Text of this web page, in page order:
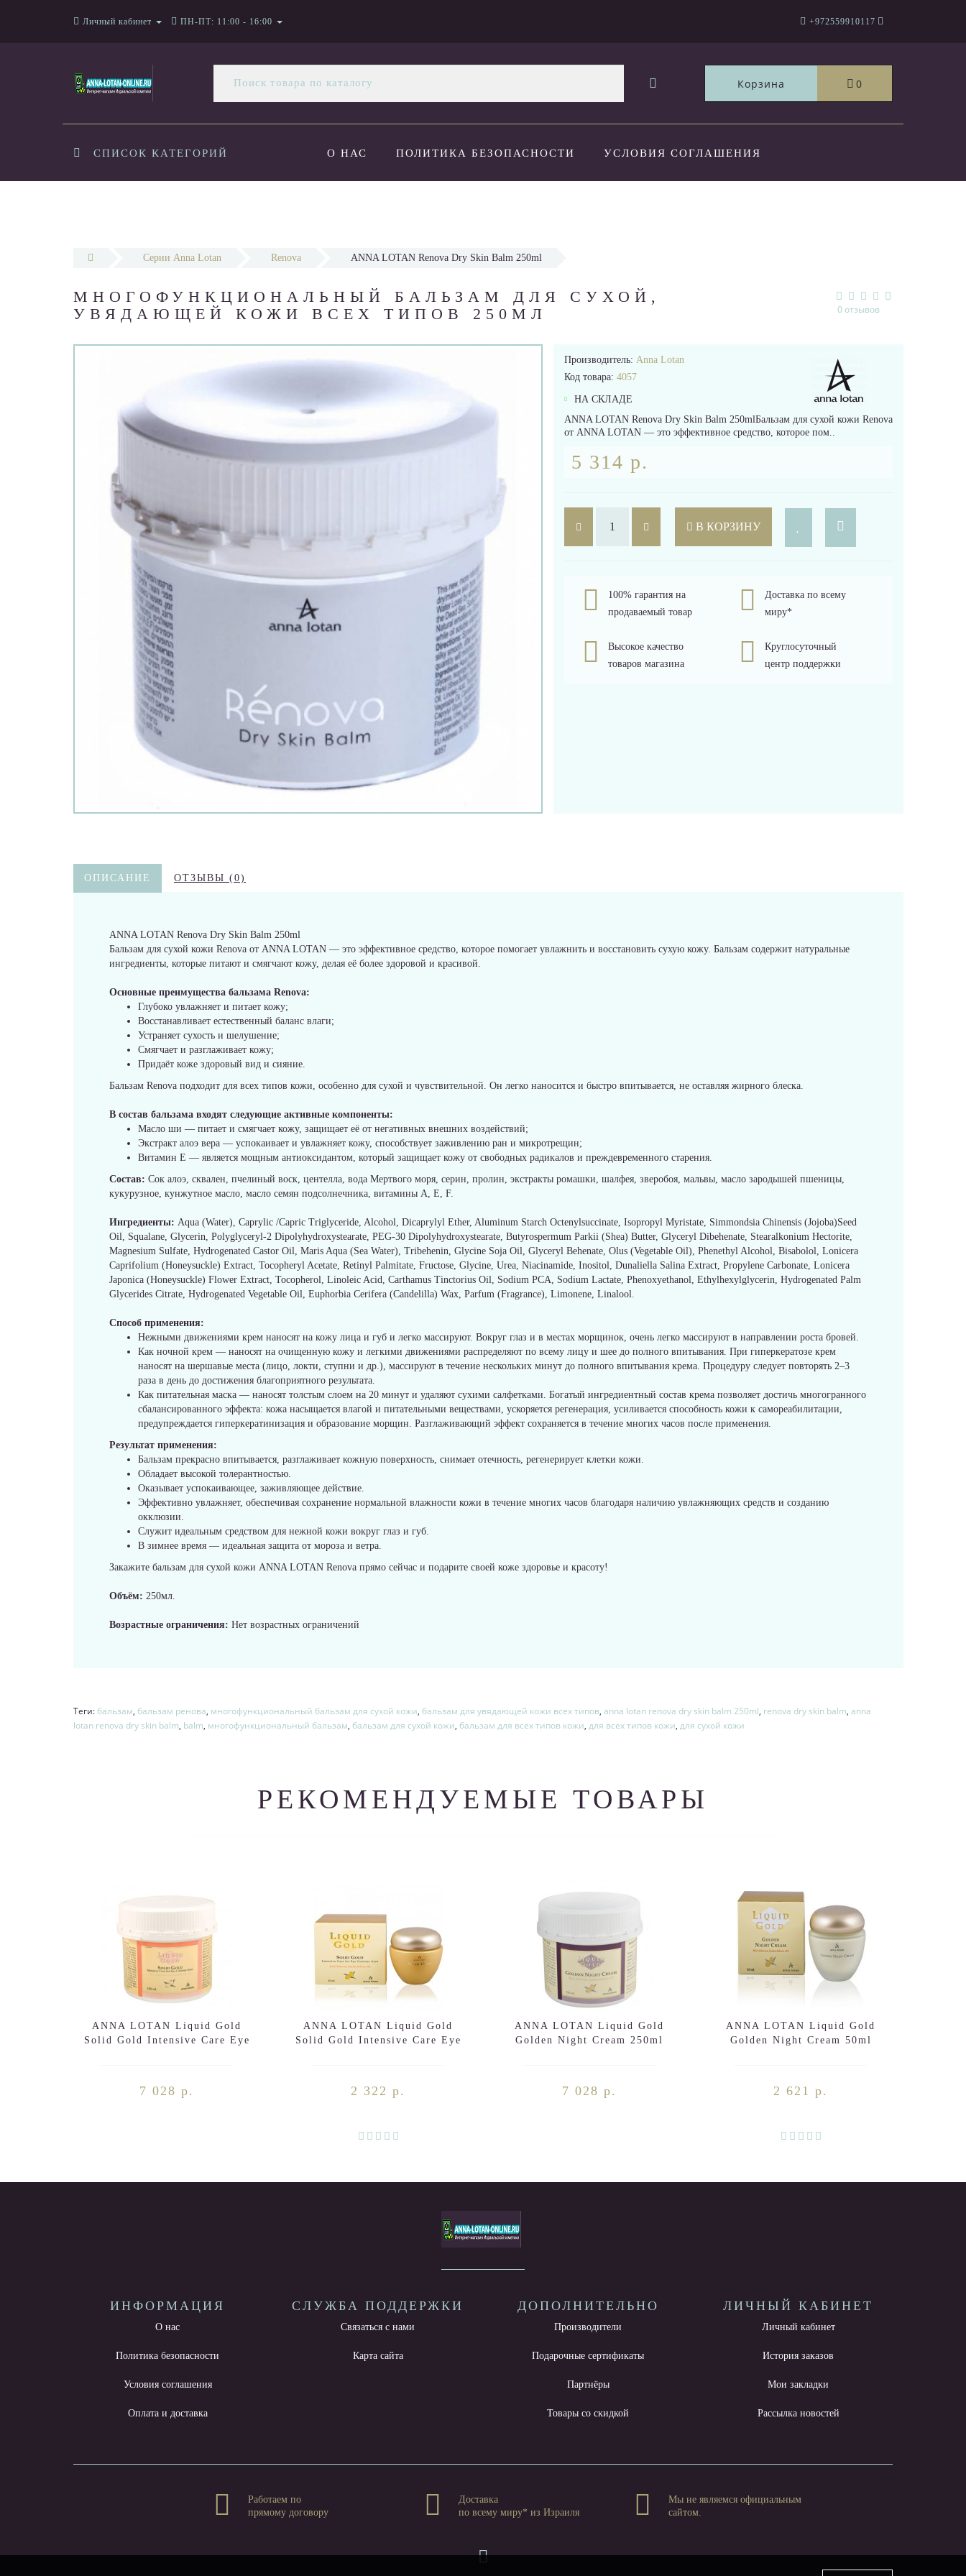
Личный кабинет ПН-ПТ: 11:00 - 16:00 +972559910117
Корзина 0
СПИСОК КАТЕГОРИЙ О НАС ПОЛИТИКА БЕЗОПАСНОСТИ УСЛОВИЯ СОГЛАШЕНИЯ
Серии Anna Lotan Renova ANNA LOTAN Renova Dry Skin Balm 250ml
МНОГОФУНКЦИОНАЛЬНЫЙ БАЛЬЗАМ ДЛЯ СУХОЙ,
УВЯДАЮЩЕЙ КОЖИ ВСЕХ ТИПОВ 250МЛ
0 отзывов
Производитель: Anna Lotan
Код товара: 4057
НА СКЛАДЕ
ANNA LOTAN Renova Dry Skin Balm 250mlБальзам для сухой кожи Renova
от ANNA LOTAN — это эффективное средство, которое пом..
5 314 р.
В КОРЗИНУ
100% гарантия на
продаваемый товар
Доставка по всему
миру*
Высокое качество
товаров магазина
Круглосуточный
центр поддержки
ОПИСАНИЕ ОТЗЫВЫ (0)
ANNA LOTAN Renova Dry Skin Balm 250ml
Бальзам для сухой кожи Renova от ANNA LOTAN — это эффективное средство, которое помогает увлажнить и восстановить сухую кожу. Бальзам содержит натуральные
ингредиенты, которые питают и смягчают кожу, делая её более здоровой и красивой.
Основные преимущества бальзама Renova:
Глубоко увлажняет и питает кожу;
Восстанавливает естественный баланс влаги;
Устраняет сухость и шелушение;
Смягчает и разглаживает кожу;
Придаёт коже здоровый вид и сияние.
Бальзам Renova подходит для всех типов кожи, особенно для сухой и чувствительной. Он легко наносится и быстро впитывается, не оставляя жирного блеска.
В состав бальзама входят следующие активные компоненты:
Масло ши — питает и смягчает кожу, защищает её от негативных внешних воздействий;
Экстракт алоэ вера — успокаивает и увлажняет кожу, способствует заживлению ран и микротрещин;
Витамин Е — является мощным антиоксидантом, который защищает кожу от свободных радикалов и преждевременного старения.
Состав: Cок алоэ, сквален, пчелиный воск, центелла, вода Мертвого моря, серин, пролин, экстракты ромашки, шалфея, зверобоя, мальвы, масло зародышей пшеницы,
кукурузное, кунжутное масло, масло семян подсолнечника, витамины А, Е, F.
Ингредиенты: Aqua (Water), Caprylic /Capric Triglyceride, Alcohol, Dicaprylyl Ether, Aluminum Starch Octenylsuccinate, Isopropyl Myristate, Simmondsia Chinensis (Jojoba)Seed
Oil, Squalane, Glycerin, Polyglyceryl-2 Dipolyhydroxystearate, PEG-30 Dipolyhydroxystearate, Butyrospermum Parkii (Shea) Butter, Glyceryl Dibehenate, Stearalkonium Hectorite,
Magnesium Sulfate, Hydrogenated Castor Oil, Maris Aqua (Sea Water), Tribehenin, Glycine Soja Oil, Glyceryl Behenate, Olus (Vegetable Oil), Phenethyl Alcohol, Bisabolol, Lonicera
Caprifolium (Honeysuckle) Extract, Tocopheryl Acetate, Retinyl Palmitate, Fructose, Glycine, Urea, Niacinamide, Inositol, Dunaliella Salina Extract, Propylene Carbonate, Lonicera
Japonica (Honeysuckle) Flower Extract, Tocopherol, Linoleic Acid, Carthamus Tinctorius Oil, Sodium PCA, Sodium Lactate, Phenoxyethanol, Ethylhexylglycerin, Hydrogenated Palm
Glycerides Citrate, Hydrogenated Vegetable Oil, Euphorbia Cerifera (Candelilla) Wax, Parfum (Fragrance), Limonene, Linalool.
Способ применения:
Нежными движениями крем наносят на кожу лица и губ и легко массируют. Вокруг глаз и в местах морщинок, очень легко массируют в направлении роста бровей.
Как ночной крем — наносят на очищенную кожу и легкими движениями распределяют по всему лицу и шее до полного впитывания. При гиперкератозе крем
наносят на шершавые места (лицо, локти, ступни и др.), массируют в течение нескольких минут до полного впитывания крема. Процедуру следует повторять 2–3
раза в день до достижения благоприятного результата.
Как питательная маска — наносят толстым слоем на 20 минут и удаляют сухими салфетками. Богатый ингредиентный состав крема позволяет достичь многогранного
сбалансированного эффекта: кожа насыщается влагой и питательными веществами, ускоряется регенерация, усиливается способность кожи к самореабилитации,
предупреждается гиперкератинизация и образование морщин. Разглаживающий эффект сохраняется в течение многих часов после применения.
Результат применения:
Бальзам прекрасно впитывается, разглаживает кожную поверхность, снимает отечность, регенерирует клетки кожи.
Обладает высокой толерантностью.
Оказывает успокаивающее, заживляющее действие.
Эффективно увлажняет, обеспечивая сохранение нормальной влажности кожи в течение многих часов благодаря наличию увлажняющих средств и созданию
окклюзии.
Служит идеальным средством для нежной кожи вокруг глаз и губ.
В зимнее время — идеальная защита от мороза и ветра.
Закажите бальзам для сухой кожи ANNA LOTAN Renova прямо сейчас и подарите своей коже здоровье и красоту!
Объём: 250мл.
Возрастные ограничения: Нет возрастных ограничений
Теги: бальзам, бальзам ренова, многофункциональный бальзам для сухой кожи, бальзам для увядающей кожи всех типов, anna lotan renova dry skin balm 250ml, renova dry skin balm, anna
lotan renova dry skin balm, balm, многофункциональный бальзам, бальзам для сухой кожи, бальзам для всех типов кожи, для всех типов кожи, для сухой кожи
РЕКОМЕНДУЕМЫЕ ТОВАРЫ
ANNA LOTAN Liquid Gold
Solid Gold Intensive Care Eye
7 028 р.
ANNA LOTAN Liquid Gold
Solid Gold Intensive Care Eye
2 322 р.
ANNA LOTAN Liquid Gold
Golden Night Cream 250ml
7 028 р.
ANNA LOTAN Liquid Gold
Golden Night Cream 50ml
2 621 р.
ИНФОРМАЦИЯ
О нас
Политика безопасности
Условия соглашения
Оплата и доставка
СЛУЖБА ПОДДЕРЖКИ
Связаться с нами
Карта сайта
ДОПОЛНИТЕЛЬНО
Производители
Подарочные сертификаты
Партнёры
Товары со скидкой
ЛИЧНЫЙ КАБИНЕТ
Личный кабинет
История заказов
Мои закладки
Рассылка новостей
Работаем по
прямому договору
Доставка
по всему миру* из Израиля
Мы не являемся официальным
сайтом.